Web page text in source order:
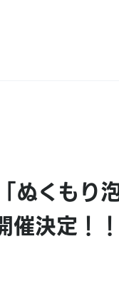
ぬくもり
決定！！